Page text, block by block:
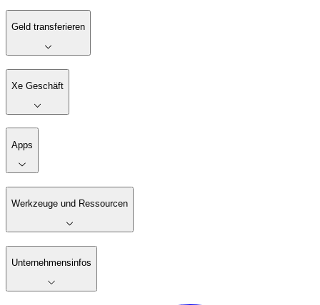
Geld transferieren
Xe Geschäft
Apps
Werkzeuge und Ressourcen
Unternehmensinfos